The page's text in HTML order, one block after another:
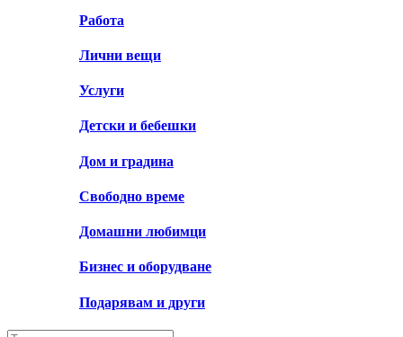
Работа
Лични вещи
Услуги
Детски и бебешки
Дом и градина
Свободно време
Домашни любимци
Бизнес и оборудване
Подарявам и други